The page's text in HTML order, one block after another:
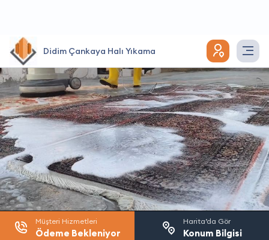
Didim Çankaya Halı Yıkama
Müşteri Hizmetleri
Ödeme Bekleniyor
Harita’da Gör
Konum Bilgisi